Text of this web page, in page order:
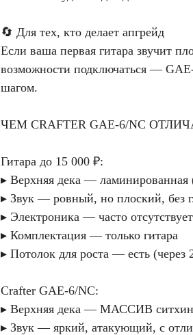
🔄 Для тех, кто делает апгрейд
Если ваша первая гитара звучит
возможности подключаться —
шагом.
ЧЕМ CRAFTER GAE-6/NC
Гитара до 15 000 ₽:
▸ Верхняя дека — ламинированная
▸ Звук — ровный, но плоский, без
▸ Электроника — часто
▸ Комплектация — только гитара
▸ Потолок для роста — есть (через
Crafter GAE-6/NC:
▸ Верхняя дека — МАССИВ
▸ Звук — яркий, атакующий, с